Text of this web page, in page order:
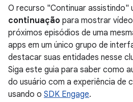
O recurso "Continuar assistindo"
continuação para mostrar
próximos episódios de uma
apps em um único grupo de
destacar suas entidades nesse
Siga este guia para saber como
do usuário com a experiência de
usando o SDK Engage.